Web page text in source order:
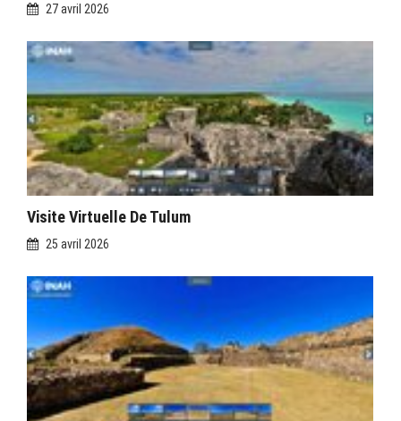
27 avril 2026
Visite Virtuelle De Tulum
25 avril 2026